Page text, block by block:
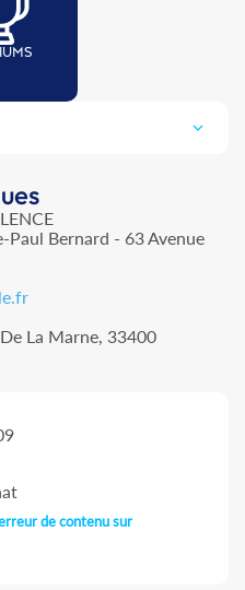
Paul Bernard - 63 Avenue
La Marne, 33400
de contenu sur